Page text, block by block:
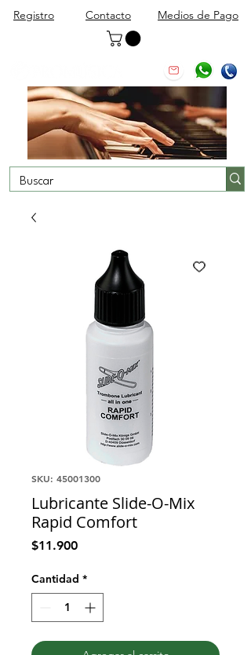
Registro Contacto Medios de Pago
SKU: 45001300
Lubricante Slide-O-Mix
Rapid Comfort
$11.900Precio
Cantidad *